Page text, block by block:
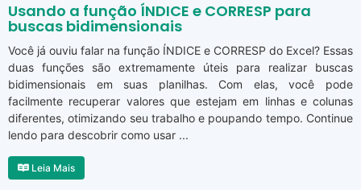
Usando a função ÍNDICE e CORRESP para
buscas bidimensionais
Você já ouviu falar na função ÍNDICE e CORRESP do Excel? Essas
duas funções são extremamente úteis para realizar buscas
bidimensionais em suas planilhas. Com elas, você pode
facilmente recuperar valores que estejam em linhas e colunas
diferentes, otimizando seu trabalho e poupando tempo. Continue
lendo para descobrir como usar ...
Leia Mais